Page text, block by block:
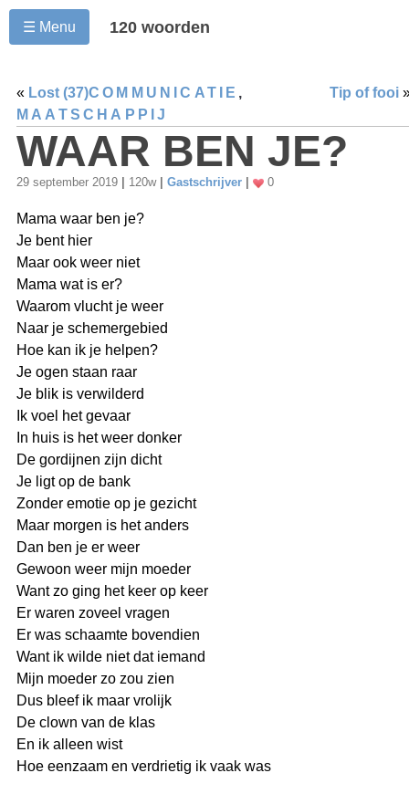
☰ Menu 120 woorden
« Lost (37) Tip of fooi
COMMUNICATIE ,
MAATSCHAPPIJ
WAAR BEN JE?
29 september 2019 120w Gastschrijver 0
Mama waar ben je?
Je bent hier
Maar ook weer niet
Mama wat is er?
Waarom vlucht je weer
Naar je schemergebied
Hoe kan ik je helpen?
Je ogen staan raar
Je blik is verwilderd
Ik voel het gevaar
In huis is het weer donker
De gordijnen zijn dicht
Je ligt op de bank
Zonder emotie op je gezicht
Maar morgen is het anders
Dan ben je er weer
Gewoon weer mijn moeder
Want zo ging het keer op keer
Er waren zoveel vragen
Er was schaamte bovendien
Want ik wilde niet dat iemand
Mijn moeder zo zou zien
Dus bleef ik maar vrolijk
De clown van de klas
En ik alleen wist
Hoe eenzaam en verdrietig ik vaak was